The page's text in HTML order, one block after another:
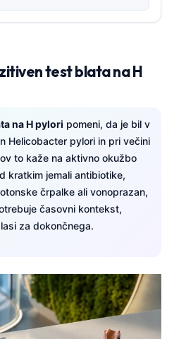
test blata na H
na H pylori pomeni, da je bil v
Helicobacter pylori in pri večini
to kaže na aktivno okužbo
kratkim jemali antibiotike,
črpalke ali vonoprazan,
časovni kontekst,
za dokončnega.